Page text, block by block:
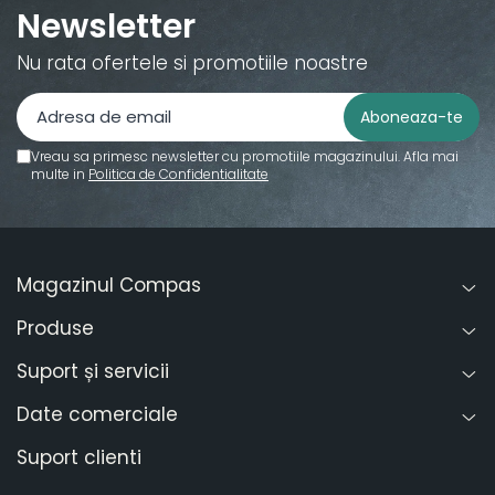
Artă și fotografie
Ghiduri și hărți
Afaceri și economie
Religie și spiritualitate
Știință și tehnologie
Filosofie și eseuri
Dicționare și ghiduri de
Gramatică și vocabulare
Agende datate
Newsletter
Nu rata ofertele si promotiile noastre
Vreau sa primesc newsletter cu promotiile magazinului. Afla mai
multe in Politica de Confidentialitate
Magazinul Compas
Produse
Suport și servicii
Date comerciale
Suport clienti